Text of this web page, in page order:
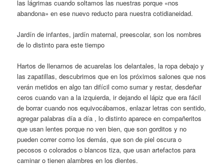
las lágrimas cuando soltamos las nuestras porque «nos
abandona» en ese nuevo reducto para nuestra cotidianeidad.
Jardín de infantes, jardín maternal, preescolar, son los nombres
de lo distinto para este tiempo
Hartos de llenarnos de acuarelas los delantales, la ropa debajo y
las zapatillas, descubrimos que en los próximos salones que nos
verán metidos en algo tan difícil como sumar y restar, desdeñar
ceros cuando van a la izquierda, ir dejando el lápiz que era fácil
de borrar cuando nos equivocábamos, enlazar letras con sentido,
agregar palabras día a día , lo distinto aparece en compañeritos
que usan lentes porque no ven bien, que son gorditos y no
pueden correr como los demás, que son de piel oscura o
pecosos o colorados o blancos tiza, que usan artefactos para
caminar o tienen alambres en los dientes.